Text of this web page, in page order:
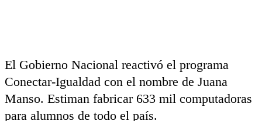
El Gobierno Nacional reactivó el programa
Conectar-Igualdad con el nombre de Juana
Manso. Estiman fabricar 633 mil computadoras
para alumnos de todo el país.